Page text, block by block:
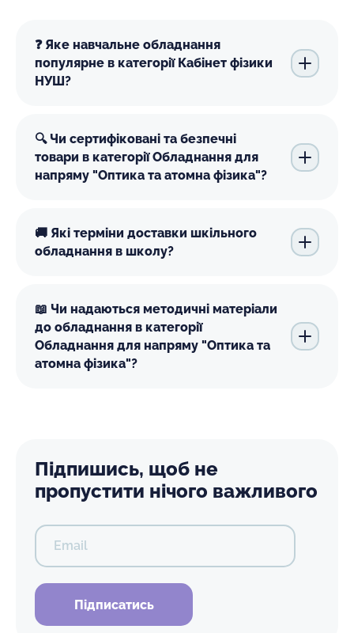
❓ Яке навчальне обладнання
популярне в категорії Кабінет фізики
НУШ?
🔍 Чи сертифіковані та безпечні
товари в категорії Обладнання для
напряму "Оптика та атомна фізика"?
🚚 Які терміни доставки шкільного
обладнання в школу?
📖 Чи надаються методичні матеріали
до обладнання в категорії
Обладнання для напряму "Оптика та
атомна фізика"?
Підпишись, щоб не
пропустити нічого важливого
Email
Підписатись